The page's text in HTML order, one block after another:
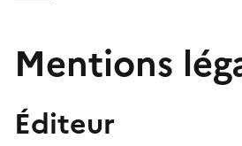
Mentions
Éditeur